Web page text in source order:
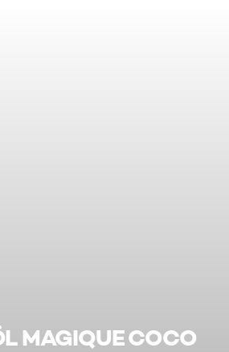
MAGIQUE COCO